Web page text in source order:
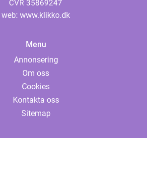
web: www.klikko.dk
Menu
Annonsering
Om oss
Cookies
Kontakta oss
Sitemap